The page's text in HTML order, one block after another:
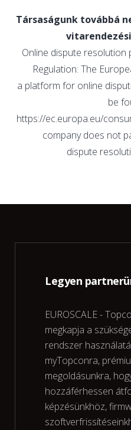
Társaságunk továbbá
Online dispute resolution
Regulation: The
a platform for online
be
https://ec.europa.eu/
company does not
dispute
Legyen
EUROSCALE -
megkapja a
rendszer
myTopconra,
megoldásunkra,
hozzáférhessen
képzésünkhöz,